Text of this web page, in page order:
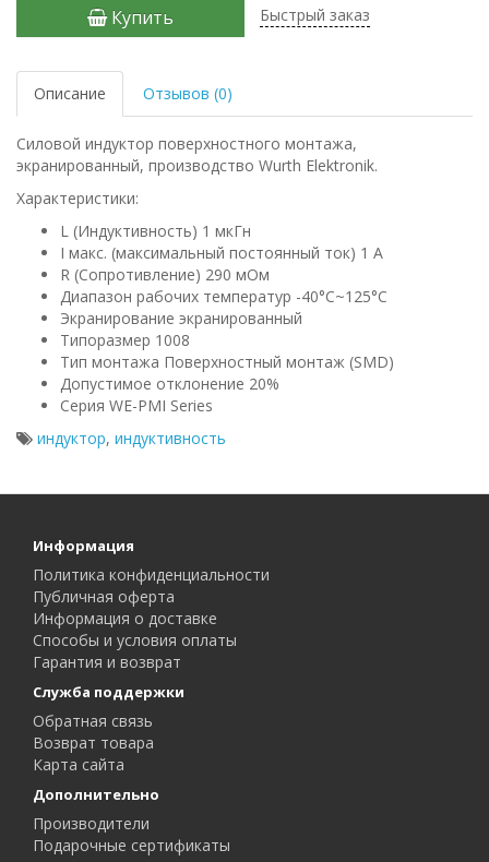
Купить Быстрый заказ
Описание Отзывов (0)
Силовой индуктор поверхностного монтажа,
экранированный, производство Wurth Elektronik.
Характеристики:
L (Индуктивность) 1 мкГн
I макс. (максимальный постоянный ток) 1 А
R (Сопротивление) 290 мОм
Диапазон рабочих температур -40°C~125°C
Экранирование экранированный
Типоразмер 1008
Тип монтажа Поверхностный монтаж (SMD)
Допустимое отклонение 20%
Серия WE-PMI Series
индуктор, индуктивность
Информация
Политика конфиденциальности
Публичная оферта
Информация о доставке
Способы и условия оплаты
Гарантия и возврат
Служба поддержки
Обратная связь
Возврат товара
Карта сайта
Дополнительно
Производители
Подарочные сертификаты